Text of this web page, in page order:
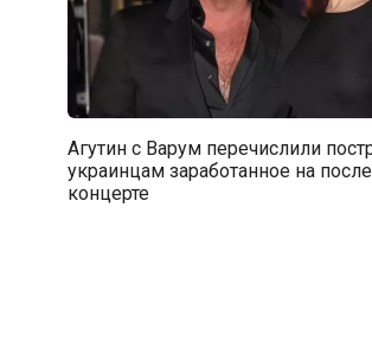
Агутин с Варум перечислили
украинцам заработанное на
концерте